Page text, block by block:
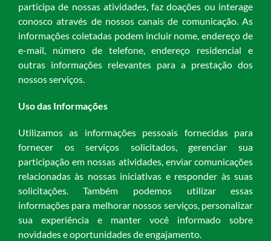
participa de nossas atividades, faz doações ou interage
conosco através de nossos canais de comunicação. As
informações coletadas podem incluir nome, endereço de
e-mail, número de telefone, endereço residencial e
outras informações relevantes para a prestação dos
nossos serviços.
Uso das Informações
Utilizamos as informações pessoais fornecidas para
fornecer os serviços solicitados, gerenciar sua
participação em nossas atividades, enviar comunicações
relacionadas às nossas iniciativas e responder às suas
solicitações. Também podemos utilizar essas
informações para melhorar nossos serviços, personalizar
sua experiência e manter você informado sobre
novidades e oportunidades de engajamento.